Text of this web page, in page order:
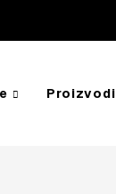
Proizvodi